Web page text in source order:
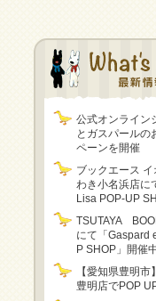
公式オンライン
とガスパールの
ペーンを開催
ブックエース
わき小名浜店に
Lisa POP-UP
TSUTAYA
にて「Gaspard
P SHOP」開催
【愛知県豊明
豊明店でPOP